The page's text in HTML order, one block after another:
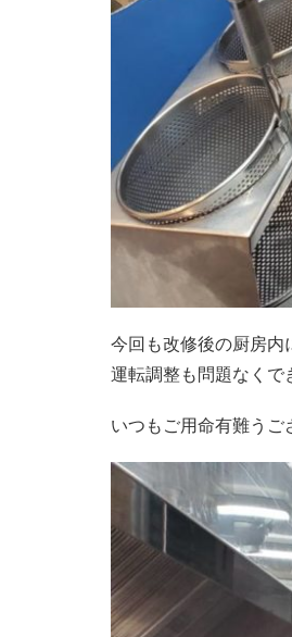
今回も改修後の厨房
運転調整も問題なくで
いつもご用命有難うご